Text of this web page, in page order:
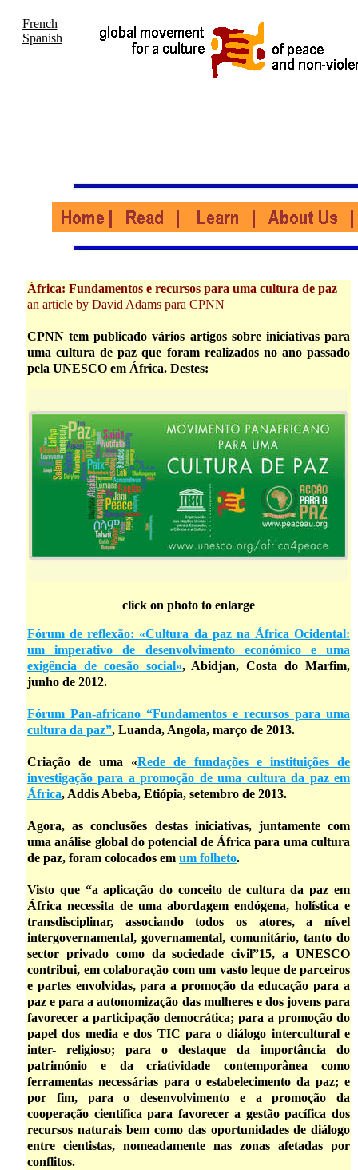
French
Spanish
África: Fundamentos e recursos para uma cultura de paz
an article by David Adams para CPNN
CPNN tem publicado vários artigos sobre iniciativas para
uma cultura de paz que foram realizados no ano passado
pela UNESCO em África. Destes:
click on photo to enlarge
Fórum de reflexão: «Cultura da paz na África Ocidental:
um imperativo de desenvolvimento económico e uma
exigência de coesão social», Abidjan, Costa do Marfim,
junho de 2012.
Fórum Pan-africano “Fundamentos e recursos para uma
cultura da paz”, Luanda, Angola, março de 2013.
Criação de uma «Rede de fundações e instituições de
investigação para a promoção de uma cultura da paz em
África, Addis Abeba, Etiópia, setembro de 2013.
Agora, as conclusões destas iniciativas, juntamente com
uma análise global do potencial de África para uma cultura
de paz, foram colocados em um folheto.
Visto que “a aplicação do conceito de cultura da paz em
África necessita de uma abordagem endógena, holística e
transdisciplinar, associando todos os atores, a nível
intergovernamental, governamental, comunitário, tanto do
sector privado como da sociedade civil”15, a UNESCO
contribui, em colaboração com um vasto leque de parceiros
e partes envolvidas, para a promoção da educação para a
paz e para a autonomização das mulheres e dos jovens para
favorecer a participação democrática; para a promoção do
papel dos media e dos TIC para o diálogo intercultural e
inter- religioso; para o destaque da importância do
património e da criatividade contemporânea como
ferramentas necessárias para o estabelecimento da paz; e
por fim, para o desenvolvimento e a promoção da
cooperação científica para favorecer a gestão pacífica dos
recursos naturais bem como das oportunidades de diálogo
entre cientistas, nomeadamente nas zonas afetadas por
conflitos.